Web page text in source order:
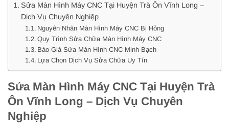
Sửa Màn Hình Máy CNC Tại Huyện Trà Ôn Vĩnh Long –
Dịch Vụ Chuyên Nghiệp
Nguyên Nhân Màn Hình Máy CNC Bị Hỏng
Quy Trình Sửa Chữa Màn Hình Máy CNC
Báo Giá Sửa Màn Hình CNC Minh Bạch
Lựa Chọn Dịch Vụ Sửa Chữa Uy Tín
Sửa Màn Hình Máy CNC Tại Huyện Trà
Ôn Vĩnh Long – Dịch Vụ Chuyên
Nghiệp